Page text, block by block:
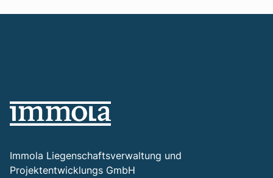
Immola Liegenschaftsverwaltung und
Projektentwicklungs GmbH